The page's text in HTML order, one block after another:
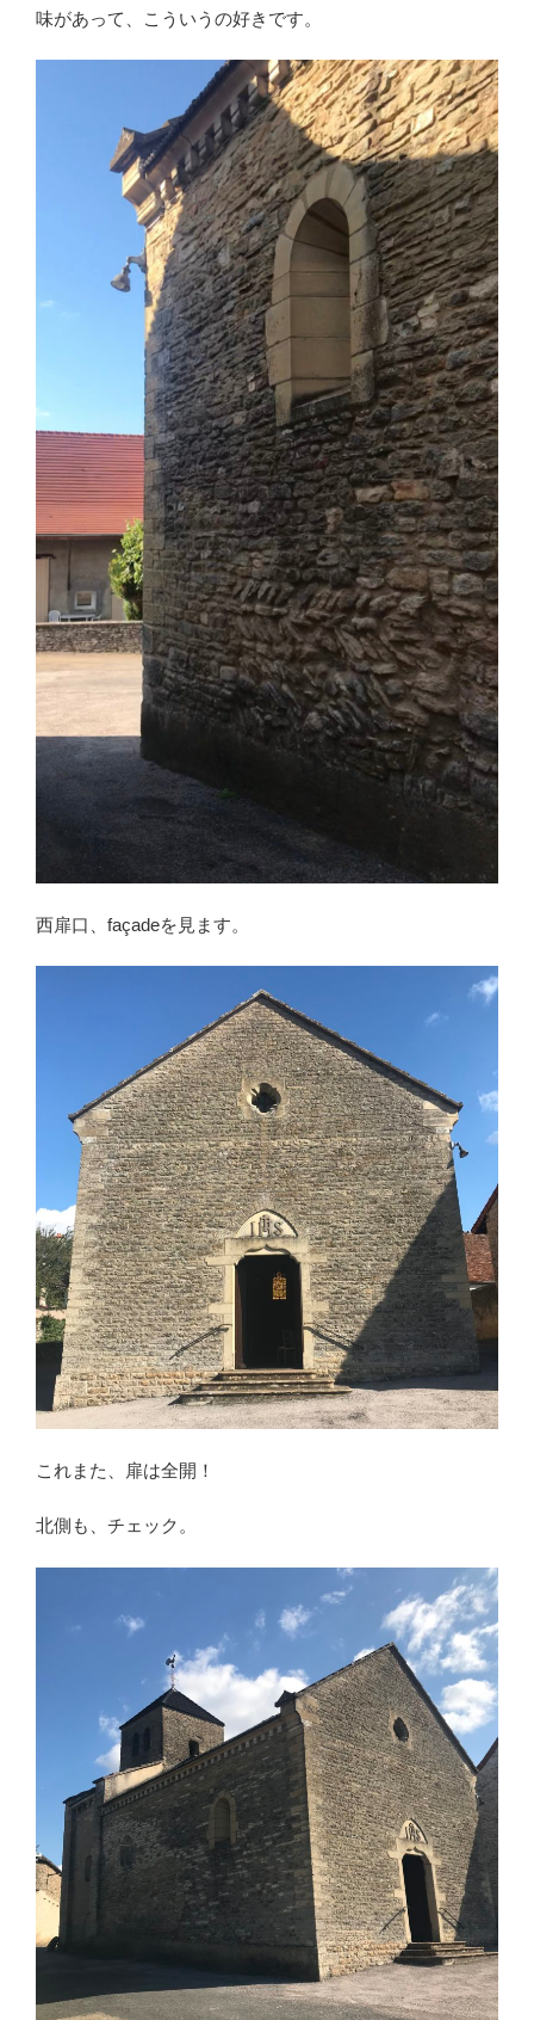
味があって、こういうの好きです。
西扉口、façadeを見ます。
これまた、扉は全開！
北側も、チェック。